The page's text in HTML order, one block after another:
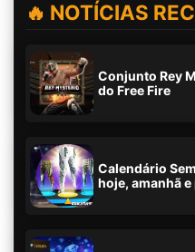
🔥 NOTÍCIAS
Conjunto Rey
do Free Fire
Calendário
hoje, amanhã